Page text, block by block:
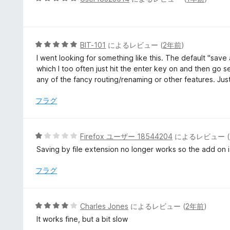
価
5
評
価
5
段
階
中
の
BIT-101 によるレビュー (2年前)
I went looking for something like this. The default
which I too often just hit the enter key on and then go
any of the fancy routing/renaming or other features.
フラグ
5
段
中
評
価
Firefox ユーザー 18544204 によるレビュー (
Saving by file extension no longer works so the add on
フラグ
5
段
Charles Jones によるレビュー (2年前)
It works fine, but a bit slow